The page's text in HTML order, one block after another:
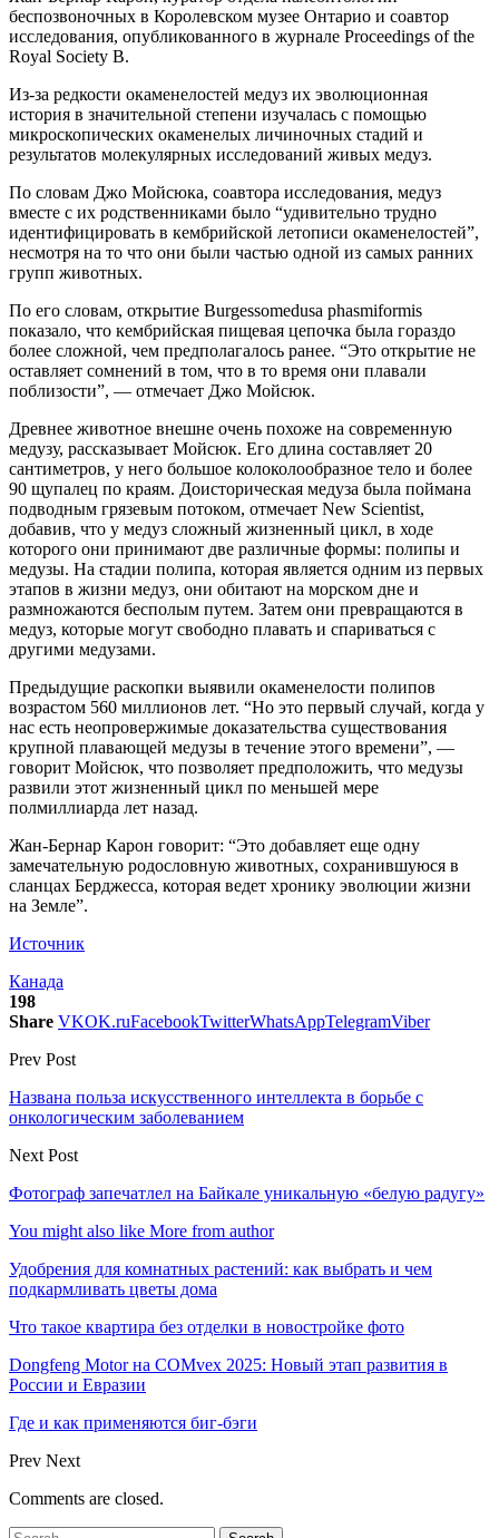
беспозвоночных в Королевском музее Онтарио и соавтор
исследования, опубликованного в журнале Proceedings of the
Royal Society B.
Из-за редкости окаменелостей медуз их эволюционная
история в значительной степени изучалась с помощью
микроскопических окаменелых личиночных стадий и
результатов молекулярных исследований живых медуз.
По словам Джо Мойсюка, соавтора исследования, медуз
вместе с их родственниками было “удивительно трудно
идентифицировать в кембрийской летописи окаменелостей”,
несмотря на то что они были частью одной из самых ранних
групп животных.
По его словам, открытие Burgessomedusa phasmiformis
показало, что кембрийская пищевая цепочка была гораздо
более сложной, чем предполагалось ранее. “Это открытие не
оставляет сомнений в том, что в то время они плавали
поблизости”, — отмечает Джо Мойсюк.
Древнее животное внешне очень похоже на современную
медузу, рассказывает Мойсюк. Его длина составляет 20
сантиметров, у него большое колоколообразное тело и более
90 щупалец по краям. Доисторическая медуза была поймана
подводным грязевым потоком, отмечает New Scientist,
добавив, что у медуз сложный жизненный цикл, в ходе
которого они принимают две различные формы: полипы и
медузы. На стадии полипа, которая является одним из первых
этапов в жизни медуз, они обитают на морском дне и
размножаются бесполым путем. Затем они превращаются в
медуз, которые могут свободно плавать и спариваться с
другими медузами.
Предыдущие раскопки выявили окаменелости полипов
возрастом 560 миллионов лет. “Но это первый случай, когда у
нас есть неопровержимые доказательства существования
крупной плавающей медузы в течение этого времени”, —
говорит Мойсюк, что позволяет предположить, что медузы
развили этот жизненный цикл по меньшей мере
полмиллиарда лет назад.
Жан-Бернар Карон говорит: “Это добавляет еще одну
замечательную родословную животных, сохранившуюся в
сланцах Берджесса, которая ведет хронику эволюции жизни
на Земле”.
Источник
Канада
198
Share VKOK.ruFacebookTwitterWhatsAppTelegramViber
Prev Post
Названа польза искусственного интеллекта в борьбе с
онкологическим заболеванием
Next Post
Фотограф запечатлел на Байкале уникальную «белую радугу»
You might also like More from author
Удобрения для комнатных растений: как выбрать и чем
подкармливать цветы дома
Что такое квартира без отделки в новостройке фото
Dongfeng Motor на COMvex 2025: Новый этап развития в
России и Евразии
Где и как применяются биг-бэги
Prev Next
Comments are closed.